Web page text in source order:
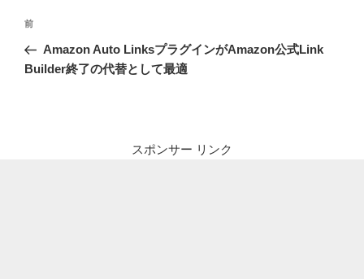
投
ナ
前
の
投
前
Amazon Auto LinksプラグインがAmazon公式Link
Builder終了の代替として最適
スポンサー リンク